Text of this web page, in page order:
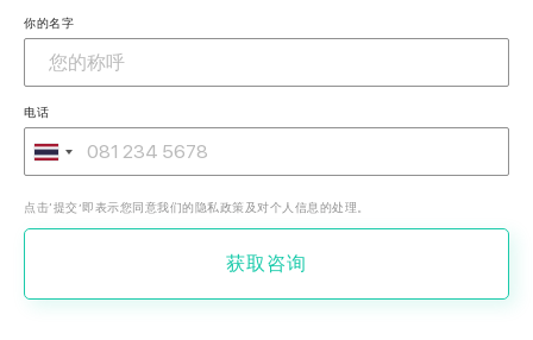
你的名字
电话
点击‘提交’即表示您同意我们的隐私政策及对个人信息的处理。
获取咨询